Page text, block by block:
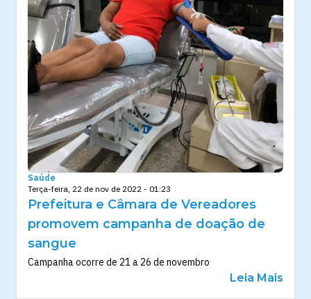
Saúde
Terça-feira, 22 de nov de 2022 - 01:23
Prefeitura e Câmara de Vereadores
promovem campanha de doação de
sangue
Campanha ocorre de 21 a 26 de novembro
Leia Mais